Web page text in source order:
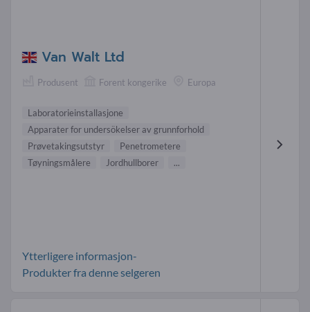
Van Walt Ltd
Produsent Forent kongerike Europa
Laboratorieinstallasjone
Apparater for undersökelser av grunnforhold
Prøvetakingsutstyr
Penetrometere
Tøyningsmålere
Jordhullborer ...
Ytterligere informasjon-
Produkter fra denne selgeren